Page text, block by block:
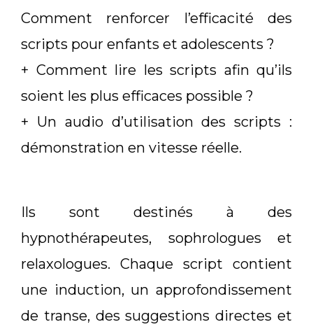
Comment renforcer l’efficacité des
scripts pour enfants et adolescents ?
+ Comment lire les scripts afin qu’ils
soient les plus efficaces possible ?
+ Un audio d’utilisation des scripts :
démonstration en vitesse réelle.
Ils sont destinés à des
hypnothérapeutes, sophrologues et
relaxologues. Chaque script contient
une induction, un approfondissement
de transe, des suggestions directes et